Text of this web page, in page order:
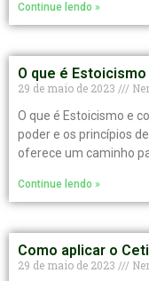
Continue lendo »
O que é
29 de maio de 2023
O que é Estoicismo e
poder e os princípios
oferece um caminho
Continue lendo »
Como aplicar o
29 de maio de 2023